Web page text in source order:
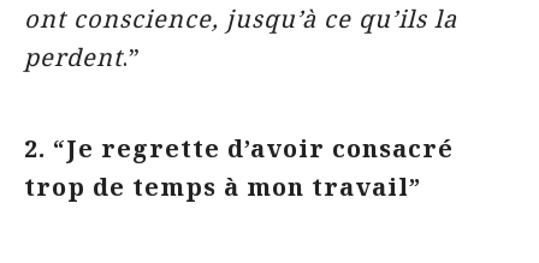
ont conscience, jusqu’à ce qu’ils la
perdent.”
2. “Je regrette d’avoir consacré
trop de temps à mon travail”